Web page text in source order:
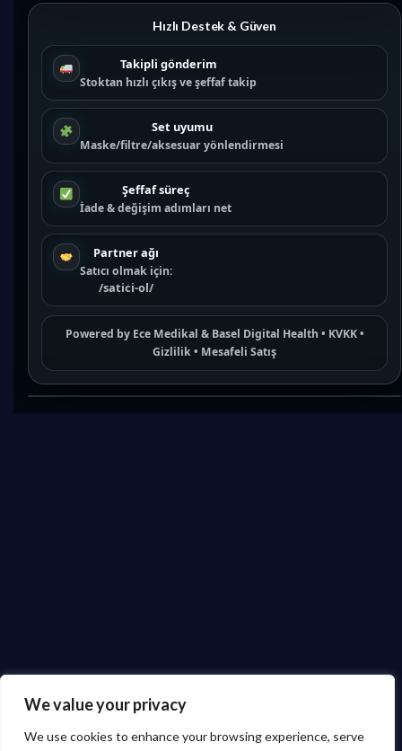
We value your privacy
We use cookies to enhance your browsing experience, serve
Hızlı Destek & Güven
Takipli gönderim
Stoktan hızlı çıkış ve şeffaf takip
Set uyumu
Maske/filtre/aksesuar yönlendirmesi
Şeffaf süreç
İade & değişim adımları net
Partner ağı
Satıcı olmak için:
/satici-ol/
Powered by Ece Medikal & Basel Digital Health • KVKK•
Gizlilik• Mesafeli Satış